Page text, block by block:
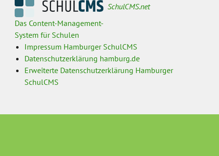
SchulCMS.net
Das Content-Management-
System für Schulen
Impressum Hamburger SchulCMS
Datenschutzerklärung hamburg.de
Erweiterte Datenschutzerklärung Hamburger
SchulCMS